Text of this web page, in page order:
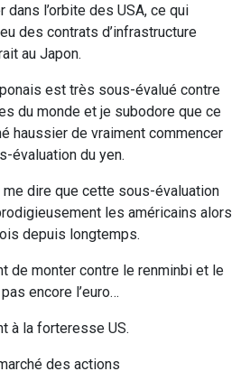
dans l’orbite des USA, ce qui
des contrats d’infrastructure
au Japon.
est très sous-évalué contre
du monde et je subodore que ce
haussier de vraiment commencer
évaluation du yen.
me dire que cette sous-évaluation
les américains alors
depuis longtemps.
de monter contre le renminbi et le
encore l’euro…
à la forteresse US.
des actions